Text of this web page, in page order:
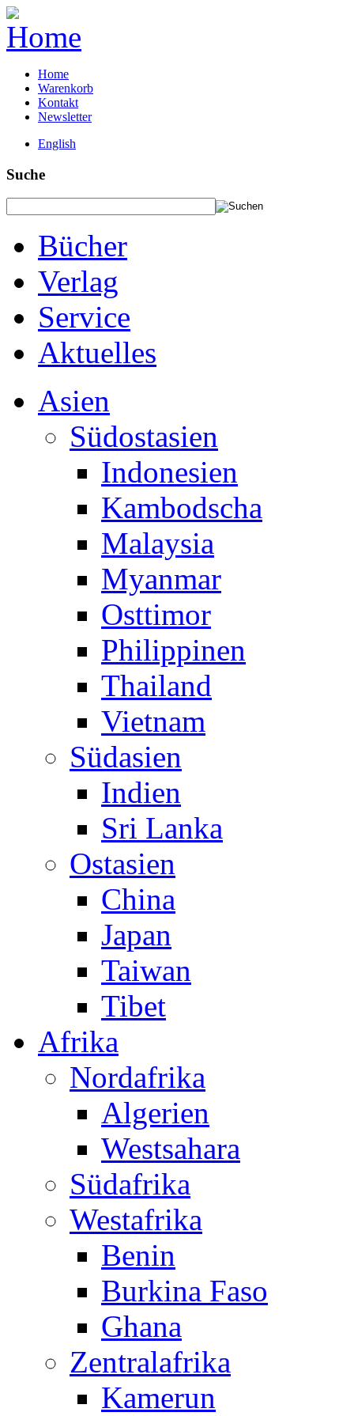
Home
Warenkorb
Kontakt
Newsletter
English
Suche
Bücher
Verlag
Service
Aktuelles
Asien
Südostasien
Indonesien
Kambodscha
Malaysia
Myanmar
Osttimor
Philippinen
Thailand
Vietnam
Südasien
Indien
Sri Lanka
Ostasien
China
Japan
Taiwan
Tibet
Afrika
Nordafrika
Algerien
Westsahara
Südafrika
Westafrika
Benin
Burkina Faso
Ghana
Zentralafrika
Kamerun